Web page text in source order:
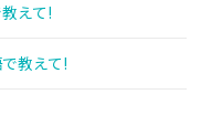
えて!
教えて!